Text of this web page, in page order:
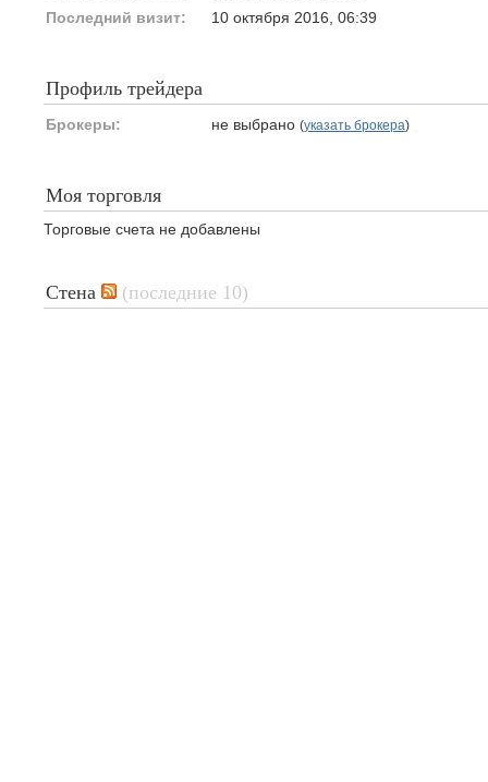
Последний визит:
10 октября 2016, 06:39
Профиль трейдера
Брокеры: не выбрано (указать брокера)
Моя торговля
Торговые счета не добавлены
Стена (последние 10)